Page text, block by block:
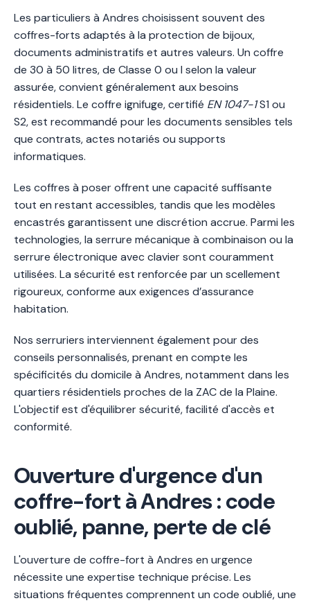
Les particuliers à Andres choisissent souvent des
coffres-forts adaptés à la protection de bijoux,
documents administratifs et autres valeurs. Un coffre
de 30 à 50 litres, de Classe 0 ou I selon la valeur
assurée, convient généralement aux besoins
résidentiels. Le coffre ignifuge, certifié EN 1047-1S1 ou
S2, est recommandé pour les documents sensibles tels
que contrats, actes notariés ou supports
informatiques.
Les coffres à poser offrent une capacité suffisante
tout en restant accessibles, tandis que les modèles
encastrés garantissent une discrétion accrue. Parmi les
technologies, la serrure mécanique à combinaison ou la
serrure électronique avec clavier sont couramment
utilisées. La sécurité est renforcée par un scellement
rigoureux, conforme aux exigences d’assurance
habitation.
Nos serruriers interviennent également pour des
conseils personnalisés, prenant en compte les
spécificités du domicile à Andres, notamment dans les
quartiers résidentiels proches de la ZAC de la Plaine.
L'objectif est d'équilibrer sécurité, facilité d'accès et
conformité.
Ouverture d'urgence d'un
coffre-fort à Andres : code
oublié, panne, perte de clé
L'ouverture de coffre-fort à Andres en urgence
nécessite une expertise technique précise. Les
situations fréquentes comprennent un code oublié, une